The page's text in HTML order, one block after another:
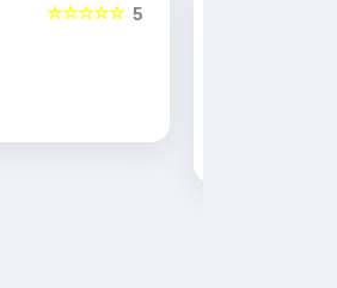
☆☆☆☆☆
excelente